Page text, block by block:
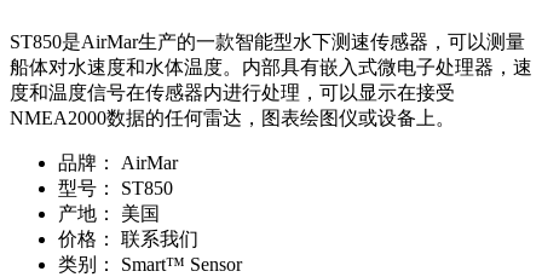
ST850是AirMar生产的一款智能型水下测速传感器，可以测量
船体对水速度和水体温度。内部具有嵌入式微电子处理器，速
度和温度信号在传感器内进行处理，可以显示在接受
NMEA2000数据的任何雷达，图表绘图仪或设备上。
品牌：
AirMar
型号：
ST850
产地：
美国
价格：
联系我们
类别：
Smart™ Sensor